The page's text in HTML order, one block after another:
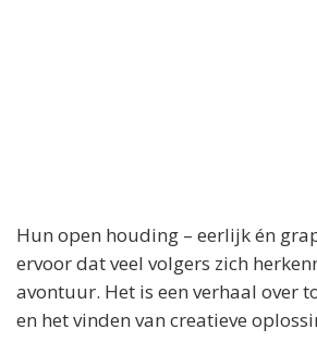
Hun open houding – eerlijk én
ervoor dat veel volgers zich
avontuur. Het is een verhaal over
en het vinden van creatieve